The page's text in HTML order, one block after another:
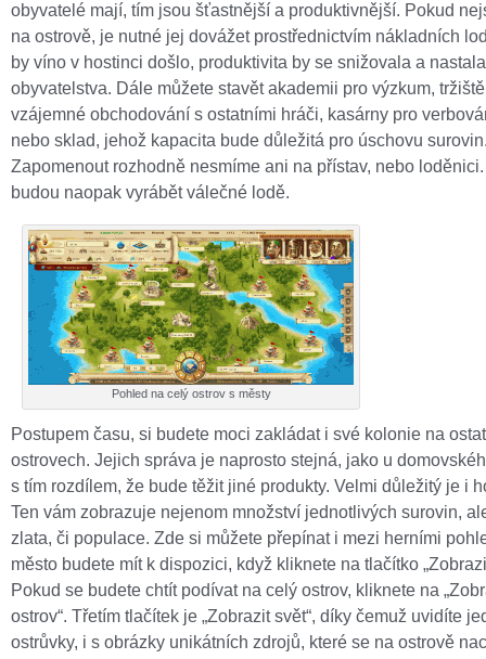
obyvatelé mají, tím jsou šťastnější a produktivnější. Pokud
na ostrově, je nutné jej dovážet prostřednictvím nákladních
by víno v hostinci došlo, produktivita by se snižovala a
obyvatelstva. Dále můžete stavět akademii pro výzkum,
vzájemné obchodování s ostatními hráči, kasárny pro
nebo sklad, jehož kapacita bude důležitá pro úschovu
Zapomenout rozhodně nesmíme ani na přístav, nebo
budou naopak vyrábět válečné lodě.
Pohled na celý ostrov s městy
Postupem času, si budete moci zakládat i své kolonie na
ostrovech. Jejich správa je naprosto stejná, jako u
s tím rozdílem, že bude těžit jiné produkty. Velmi důležitý je i
Ten vám zobrazuje nejenom množství jednotlivých surovin,
zlata, či populace. Zde si můžete přepínat i mezi herními
město budete mít k dispozici, když kliknete na tlačítko
Pokud se budete chtít podívat na celý ostrov, kliknete na
ostrov“. Třetím tlačítek je „Zobrazit svět“, díky čemuž uvidíte
ostrůvky, i s obrázky unikátních zdrojů, které se na ostrově